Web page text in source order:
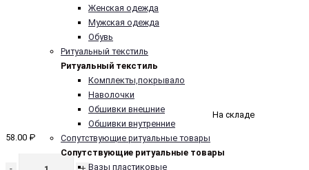
Женская одежда
Мужская одежда
Обувь
Ритуальный текстиль
Ритуальный текстиль
Комплекты,покрывало
Наволочки
Обшивки внешние
Обшивки внутренние
Сопутствующие ритуальные товары
Сопутствующие ритуальные товары
Вазы пластиковые
На складе
58.00 ₽